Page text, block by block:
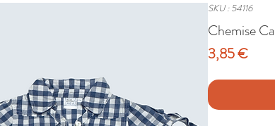
SKU : 54116
Chemise
3,85 €Prix